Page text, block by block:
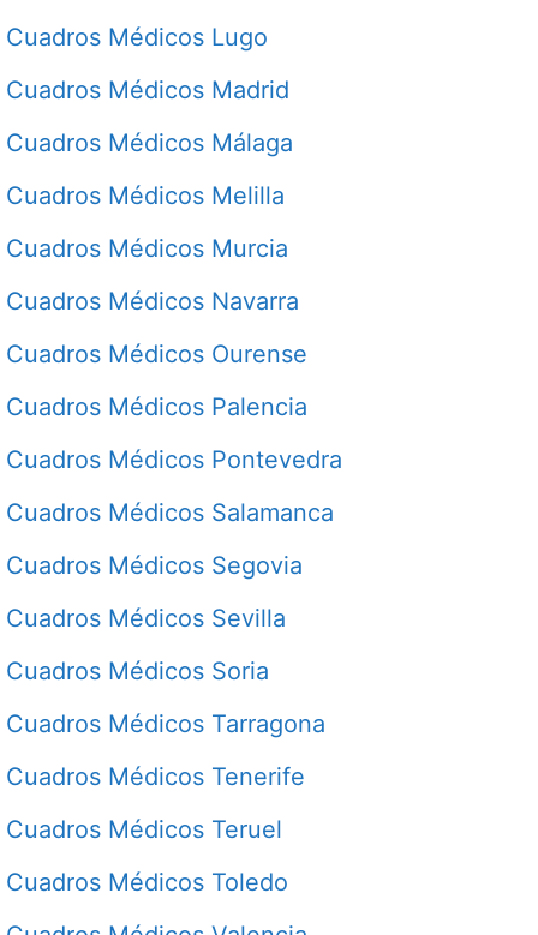
Cuadros Médicos Lugo
Cuadros Médicos Madrid
Cuadros Médicos Málaga
Cuadros Médicos Melilla
Cuadros Médicos Murcia
Cuadros Médicos Navarra
Cuadros Médicos Ourense
Cuadros Médicos Palencia
Cuadros Médicos Pontevedra
Cuadros Médicos Salamanca
Cuadros Médicos Segovia
Cuadros Médicos Sevilla
Cuadros Médicos Soria
Cuadros Médicos Tarragona
Cuadros Médicos Tenerife
Cuadros Médicos Teruel
Cuadros Médicos Toledo